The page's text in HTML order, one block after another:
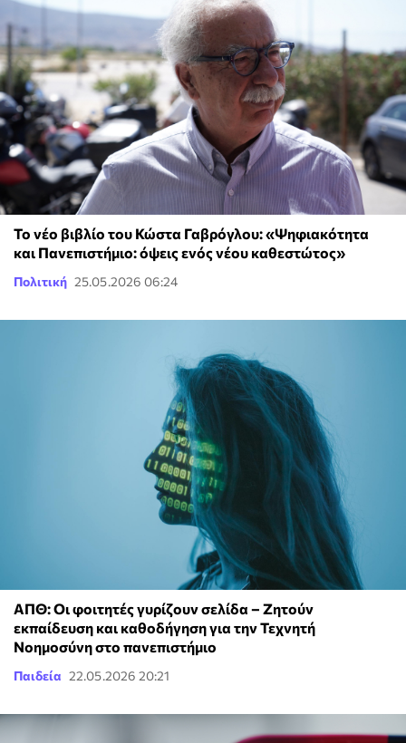
Το νέο βιβλίο του Κώστα Γαβρόγλου: «Ψηφιακότητα
και Πανεπιστήμιο: όψεις ενός νέου καθεστώτος»
Πολιτική 25.05.2026 06:24
ΑΠΘ: Οι φοιτητές γυρίζουν σελίδα – Ζητούν
εκπαίδευση και καθοδήγηση για την Τεχνητή
Νοημοσύνη στο πανεπιστήμιο
Παιδεία 22.05.2026 20:21